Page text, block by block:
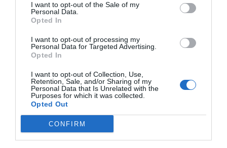
I want to opt-out of the Sale of my
Personal Data.
Opted In
I want to opt-out of processing my
Personal Data for Targeted Advertising.
Opted In
I want to opt-out of Collection, Use,
Retention, Sale, and/or Sharing of my
Personal Data that Is Unrelated with the
Purposes for which it was collected.
Opted Out
CONFIRM